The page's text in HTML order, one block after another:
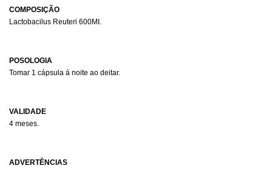
COMPOSIÇÃO
Lactobacilus Reuteri 600MI.
POSOLOGIA
Tomar 1 cápsula á noite ao deitar.
VALIDADE
4 meses.
ADVERTÊNCIAS